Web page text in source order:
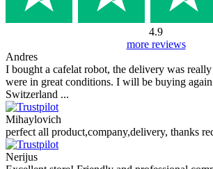
4.9
more reviews
Andres
I bought a cafelat robot, the delivery was
were in great conditions. I will be buying
Switzerland ...
Mihaylovich
perfect all product,company,delivery, thanks
Nerijus